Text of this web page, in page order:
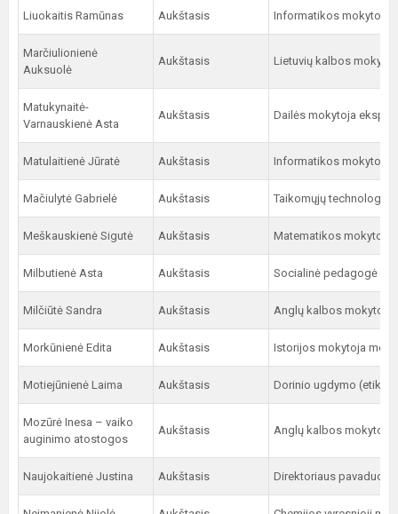
Liuokaitis Ramūnas Aukštasis Informatikos
Marčiulionienė
Auksuolė
Aukštasis Lietuvių kalbos
Matukynaitė-
Varnauskienė Asta
Aukštasis Dailės mokytoja
Matulaitienė Jūratė Aukštasis Informatikos mokytoja
Mačiulytė Gabrielė Aukštasis Taikomųjų technologijų
Meškauskienė Sigutė Aukštasis Matematikos mokytoja
Milbutienė Asta Aukštasis Socialinė pedagogė
Milčiūtė Sandra Aukštasis Anglų kalbos mokytoja
Morkūnienė Edita Aukštasis Istorijos mokytoja
Motiejūnienė Laima Aukštasis Dorinio ugdymo
Mozūrė Inesa – vaiko
auginimo atostogos
Aukštasis Anglų kalbos mokytoja
Naujokaitienė Justina Aukštasis Direktoriaus